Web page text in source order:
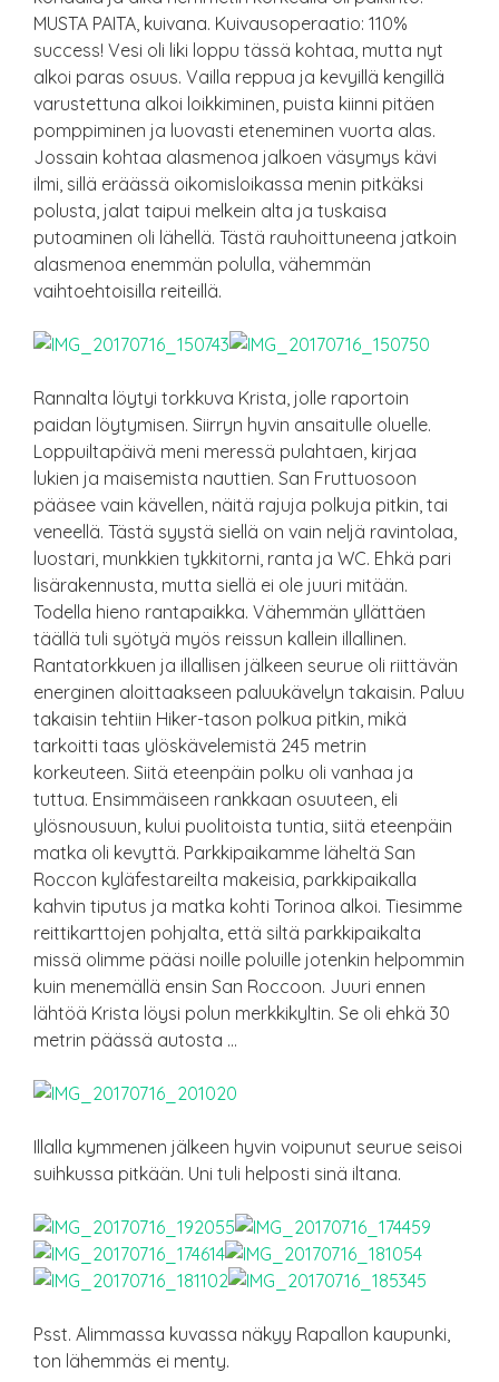
MUSTA PAITA, kuivana. Kuivausoperaatio: 110%
success! Vesi oli liki loppu tässä kohtaa, mutta nyt
alkoi paras osuus. Vailla reppua ja kevyillä kengillä
varustettuna alkoi loikkiminen, puista kiinni pitäen
pomppiminen ja luovasti eteneminen vuorta alas.
Jossain kohtaa alasmenoa jalkoen väsymys kävi
ilmi, sillä eräässä oikomisloikassa menin pitkäksi
polusta, jalat taipui melkein alta ja tuskaisa
putoaminen oli lähellä. Tästä rauhoittuneena jatkoin
alasmenoa enemmän polulla, vähemmän
vaihtoehtoisilla reiteillä.
Rannalta löytyi torkkuva Krista, jolle raportoin
paidan löytymisen. Siirryn hyvin ansaitulle oluelle.
Loppuiltapäivä meni meressä pulahtaen, kirjaa
lukien ja maisemista nauttien. San Fruttuosoon
pääsee vain kävellen, näitä rajuja polkuja pitkin, tai
veneellä. Tästä syystä siellä on vain neljä ravintolaa,
luostari, munkkien tykkitorni, ranta ja WC. Ehkä pari
lisärakennusta, mutta siellä ei ole juuri mitään.
Todella hieno rantapaikka. Vähemmän yllättäen
täällä tuli syötyä myös reissun kallein illallinen.
Rantatorkkuen ja illallisen jälkeen seurue oli riittävän
energinen aloittaakseen paluukävelyn takaisin. Paluu
takaisin tehtiin Hiker-tason polkua pitkin, mikä
tarkoitti taas ylöskävelemistä 245 metrin
korkeuteen. Siitä eteenpäin polku oli vanhaa ja
tuttua. Ensimmäiseen rankkaan osuuteen, eli
ylösnousuun, kului puolitoista tuntia, siitä eteenpäin
matka oli kevyttä. Parkkipaikamme läheltä San
Roccon kyläfestareilta makeisia, parkkipaikalla
kahvin tiputus ja matka kohti Torinoa alkoi. Tiesimme
reittikarttojen pohjalta, että siltä parkkipaikalta
missä olimme pääsi noille poluille jotenkin helpommin
kuin menemällä ensin San Roccoon. Juuri ennen
lähtöä Krista löysi polun merkkikyltin. Se oli ehkä 30
metrin päässä autosta …
Illalla kymmenen jälkeen hyvin voipunut seurue seisoi
suihkussa pitkään. Uni tuli helposti sinä iltana.
Psst. Alimmassa kuvassa näkyy Rapallon kaupunki,
ton lähemmäs ei menty.